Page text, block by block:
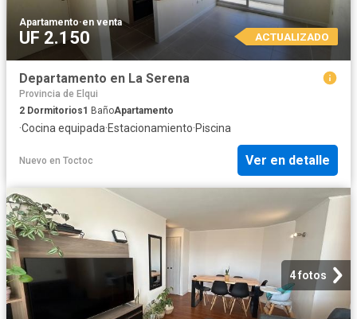
Apartamento·en venta
UF 2.150 ACTUALIZADO
Departamento en La Serena
Provincia de Elqui
2 Dormitorios1 BañoApartamento
·Cocina equipada·Estacionamiento·Piscina
Nuevo en Toctoc Ver en detalle
4 fotos